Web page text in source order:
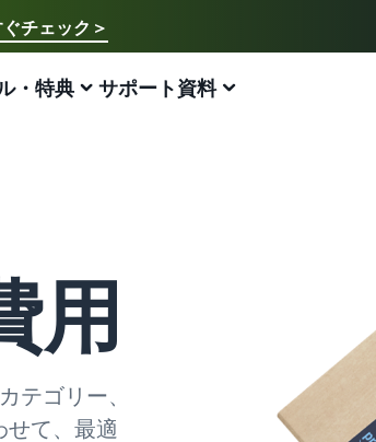
チェック＞
の言語を選択してください
English - US
ダッシュ成功パック
間で約6倍の売上を目指す方法
者向け特典
円還元
の費用見積もり
保管・出荷費用シミュレーション
に販売をする (Amazonビジネス)
買者向けに販売を拡大
(越境EC)
カスタマーに販売
・特典
者向け特典
万円分の還元
品特典
品で特典・割引を提供
サポート資料
売について
の基本ステップを紹介
ショップ開業の始め方は？
ップを構築のヒントとコツを紹介
用
テゴリー、
せて、最適